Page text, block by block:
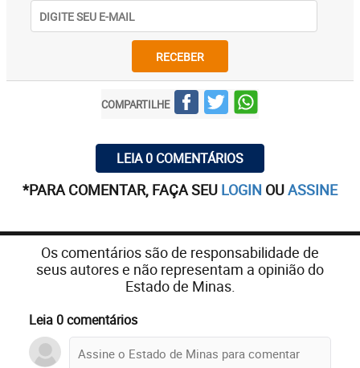
RECEBER
COMPARTILHE
LEIA 0 COMENTÁRIOS
*PARA COMENTAR, FAÇA SEU LOGIN OUASSINE
Os comentários são de responsabilidade de
seus autores e não representam a opinião do
Estado de Minas.
Leia 0 comentários